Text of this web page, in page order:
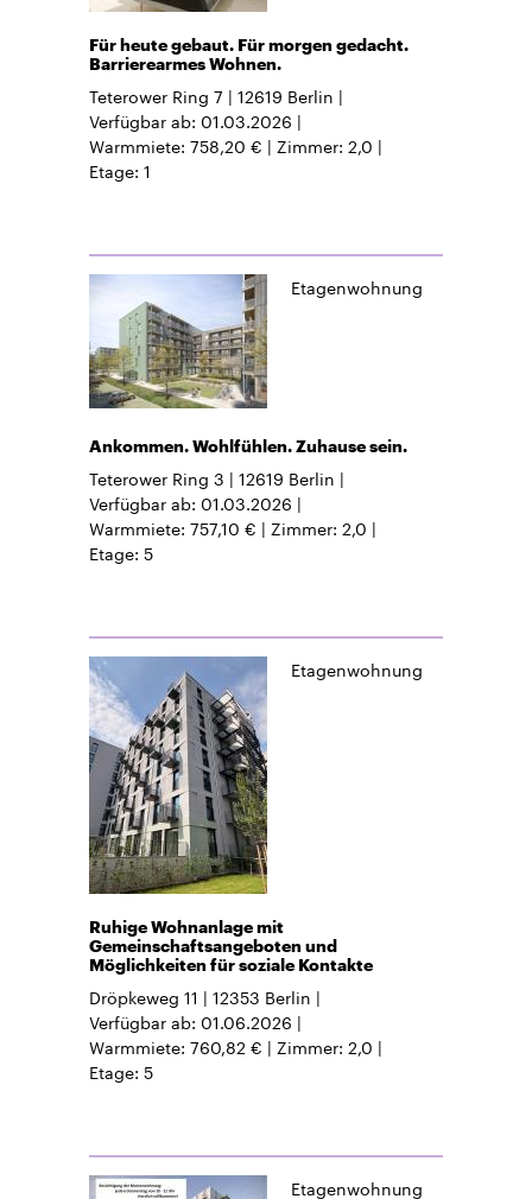
Für heute gebaut. Für morgen gedacht.
Barrierearmes Wohnen.
Teterower Ring 7 12619 Berlin
Verfügbar ab 01.03.2026
Warmmiete 758,20 € Zimmer 2,0
Etage 1
Etagenwohnung
Ankommen. Wohlfühlen. Zuhause sein.
Teterower Ring 3 12619 Berlin
Verfügbar ab 01.03.2026
Warmmiete 757,10 € Zimmer 2,0
Etage 5
Etagenwohnung
Ruhige Wohnanlage mit
Gemeinschaftsangeboten und
Möglichkeiten für soziale Kontakte
Dröpkeweg 11 12353 Berlin
Verfügbar ab 01.06.2026
Warmmiete 760,82 € Zimmer 2,0
Etage 5
Etagenwohnung